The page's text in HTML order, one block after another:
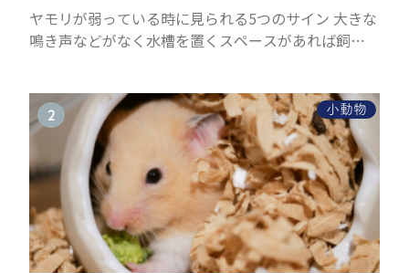
ヤモリが弱っている時に見られる5つのサイン 大きな
鳴き声などがなく水槽を置くスペースがあれば飼う
でしょうか...
小動物